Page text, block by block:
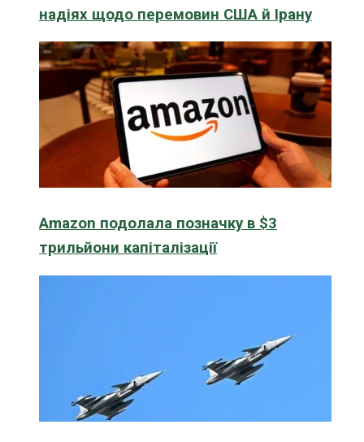
надіях щодо перемовин США й Ірану
Amazon подолала позначку в $3
трильйони капіталізації